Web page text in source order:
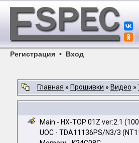
Регистрация • Вход
Главная » Прошивки » Видео »
Main - HX-TOP 01Z ver:2.1
UOC - TDA11136PS/N3/3